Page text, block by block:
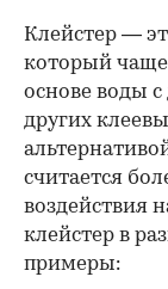
Клейстер —
который чаще
основе воды
других
считается
воздействия
клейстер в
примеры: